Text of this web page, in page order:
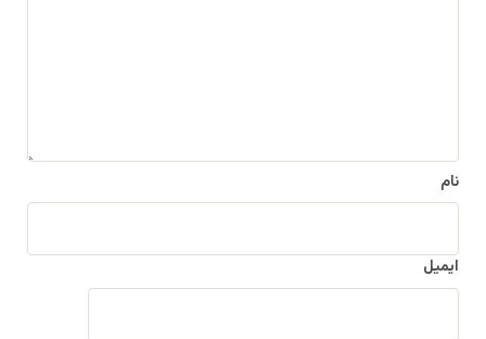
نام
ایمیل